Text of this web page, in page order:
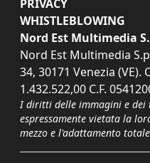
PRIVACY
WHISTLEBLOWING
Nord Est Multimedia
Nord Est Multimedia
34, 30171 Venezia (VE).
1.432.522,00 C.F.
I diritti delle immagini e dei
espressamente vietata la
mezzo e l'adattamento